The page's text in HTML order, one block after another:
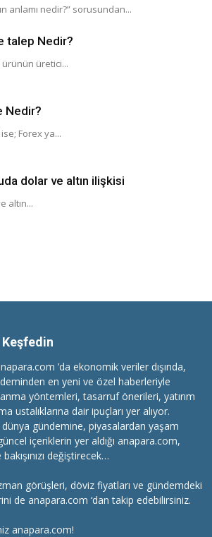
anlamı nedir?” sorusundan...
talep Nedir?
ürünün üretici...
Nedir?
Forex ya...
dolar ve altın ilişkisi
altın...
Keşfedin
’da ekonomik veriler dışında,
en yeni ve özel haberleriyle
yöntemleri, tasarruf önerileri, yatırım
ustalıklarına dair ipuçları yer alıyor.
dünya gündemine, piyasalardan yaşam
içeriklerin yer aldığı anapara.com,
değiştirecek…
görüşleri, döviz fiyatları ve gündemdeki
de anapara.com ‘dan takip edebilirsiniz.
anapara.com!